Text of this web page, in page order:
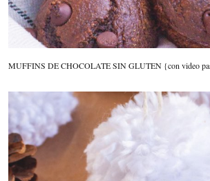
MUFFINS DE CHOCOLATE SIN GLUTEN {con video